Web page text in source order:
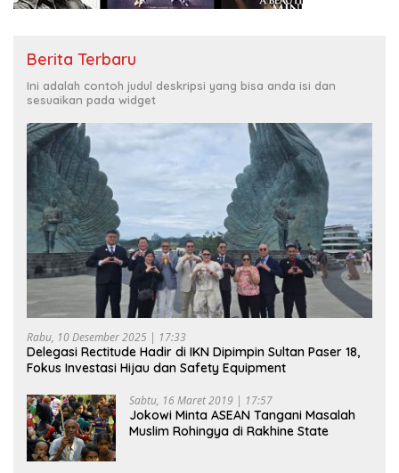
Berita Terbaru
Ini adalah contoh judul deskripsi yang bisa anda isi dan
sesuaikan pada widget
Rabu, 10 Desember 2025 | 17:33
Delegasi Rectitude Hadir di IKN Dipimpin Sultan Paser 18,
Fokus Investasi Hijau dan Safety Equipment
Sabtu, 16 Maret 2019 | 17:57
Jokowi Minta ASEAN Tangani Masalah
Muslim Rohingya di Rakhine State